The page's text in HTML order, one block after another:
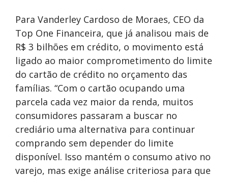
Para Vanderley Cardoso de Moraes, CEO da
Top One Financeira, que já analisou mais de
R$ 3 bilhões em crédito, o movimento está
ligado ao maior comprometimento do limite
do cartão de crédito no orçamento das
famílias. “Com o cartão ocupando uma
parcela cada vez maior da renda, muitos
consumidores passaram a buscar no
crediário uma alternativa para continuar
comprando sem depender do limite
disponível. Isso mantém o consumo ativo no
varejo, mas exige análise criteriosa para que